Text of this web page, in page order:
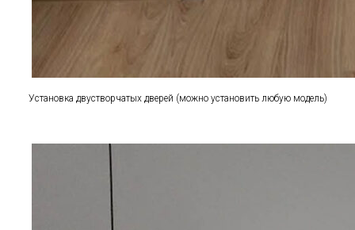
Установка двустворчатых дверей (можно установить любую модель)